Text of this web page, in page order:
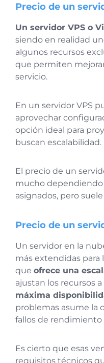
Precio de un
Un servidor VPS o
siendo en realidad
algunos recursos
que permiten
servicio.
En un servidor VPS
aprovechar
opción ideal para
buscan escalabilidad.
El precio de un
mucho dependiendo
asignados, pero
Precio de un
Un servidor en la
más extendidas para
que ofrece una
ajustan los recursos
máxima
problemas asume la
fallos de rendimiento
Es cierto que esas
requisitos técnicos